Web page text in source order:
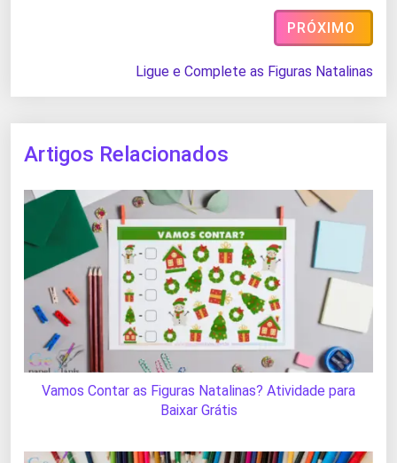
PRÓXIMO
Ligue e Complete as Figuras Natalinas
Artigos Relacionados
Vamos Contar as Figuras Natalinas? Atividade para
Baixar Grátis